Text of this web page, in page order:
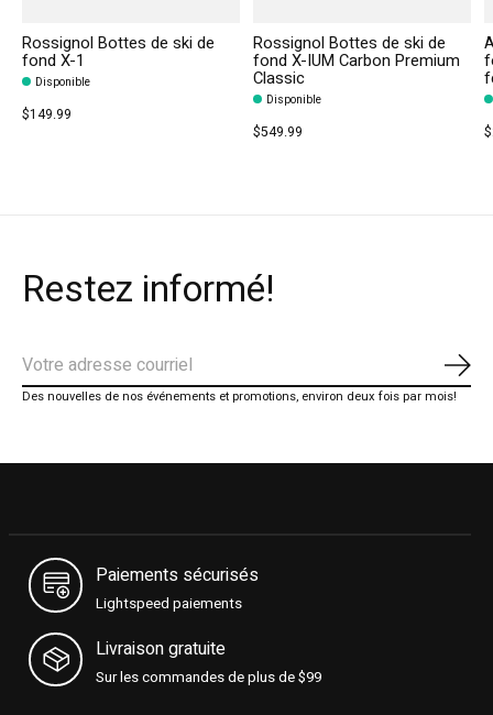
Rossignol Bottes de ski de
fond X-1
Disponible
$149.99
Rossignol Bottes de ski de
fond X-IUM Carbon Premium
Classic
Disponible
$549.99
Restez informé!
Des nouvelles de nos événements et promotions, environ deux fois par mois!
Paiements sécurisés
Lightspeed paiements
Livraison gratuite
Sur les commandes de plus de $99